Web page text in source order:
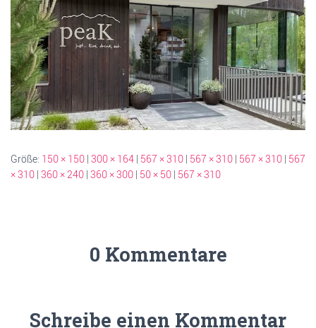
Größe: 150 × 150 | 300 × 164 | 567 × 310 | 567 × 310 | 567 × 310 | 567
× 310 | 360 × 240 | 360 × 300 | 50 × 50 | 567 × 310
0 Kommentare
Schreibe einen Kommentar